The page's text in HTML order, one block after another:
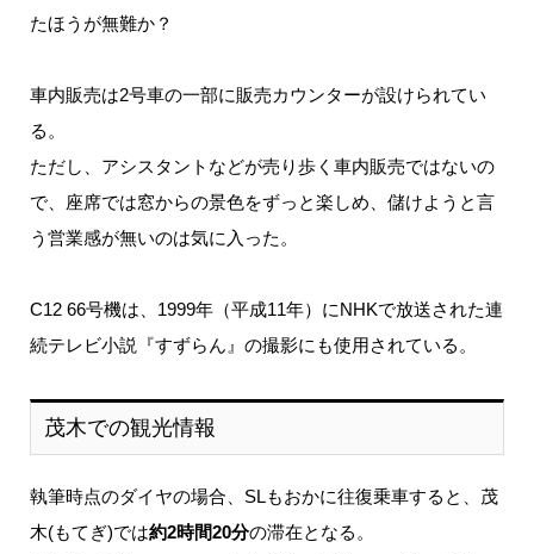
たほうが無難か？
車内販売は2号車の一部に販売カウンターが設けられてい
る。
ただし、アシスタントなどが売り歩く車内販売ではないの
で、座席では窓からの景色をずっと楽しめ、儲けようと言
う営業感が無いのは気に入った。
C12 66号機は、1999年（平成11年）にNHKで放送された連
続テレビ小説『すずらん』の撮影にも使用されている。
茂木での観光情報
執筆時点のダイヤの場合、SLもおかに往復乗車すると、茂
木(もてぎ)では約2時間20分の滞在となる。